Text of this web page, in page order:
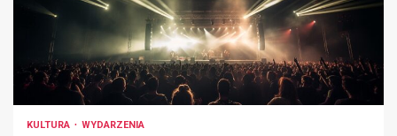
KULTURA WYDARZENIA